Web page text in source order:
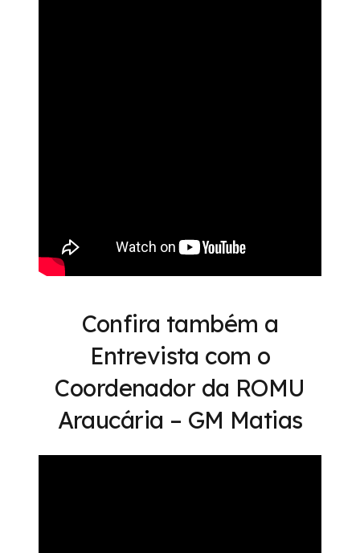
Confira também a
Entrevista com o
Coordenador da ROMU
Araucária – GM Matias